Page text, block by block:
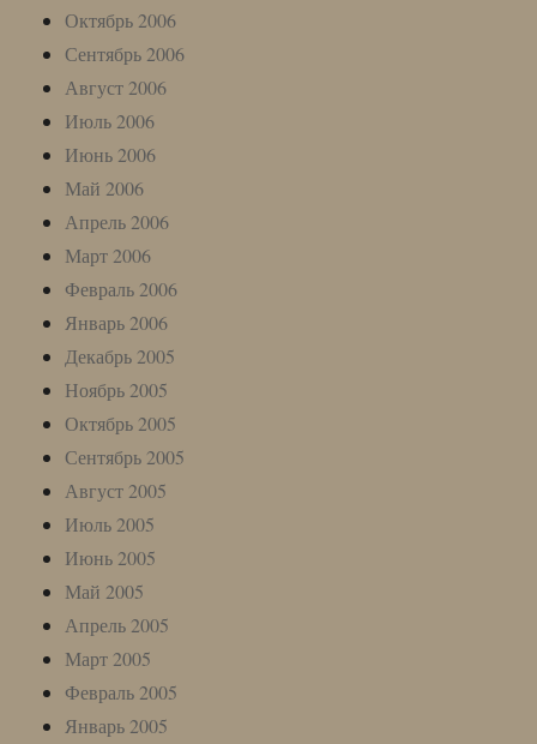
Октябрь 2006
Сентябрь 2006
Август 2006
Июль 2006
Июнь 2006
Май 2006
Апрель 2006
Март 2006
Февраль 2006
Январь 2006
Декабрь 2005
Ноябрь 2005
Октябрь 2005
Сентябрь 2005
Август 2005
Июль 2005
Июнь 2005
Май 2005
Апрель 2005
Март 2005
Февраль 2005
Январь 2005